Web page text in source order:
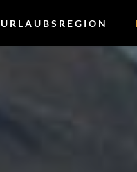
URLAUBSREGION